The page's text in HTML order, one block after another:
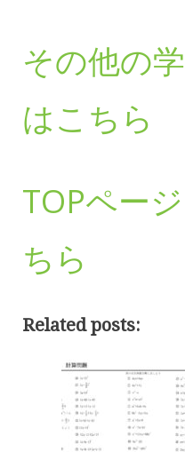
その他の
はこちら
TOPペー
ちら
Related posts: